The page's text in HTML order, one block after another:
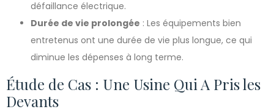
défaillance électrique.
Durée de vie prolongée : Les équipements bien
entretenus ont une durée de vie plus longue, ce qui
diminue les dépenses à long terme.
Étude de Cas : Une Usine Qui A Pris les
Devants